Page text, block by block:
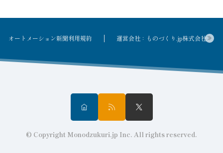
オートメーション新聞利用規約 運営会社：ものづくり.jp株式会社
© Copyright Monodzukuri.jp Inc. All rights reserved.